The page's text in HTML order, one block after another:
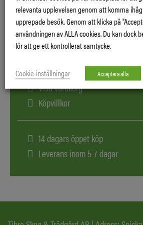
Logga in
Visa varukorg
Köpvillkor
14 dagars öppet köp
Leverans inom 5-7 dagar
relevanta upplevelsen genom att komma
upprepade besök. Genom att klicka på
användningen av ALLA cookies. Du kan dock
för att ge ett kontrollerat samtycke.
Cookie-inställningar Acceptera alla